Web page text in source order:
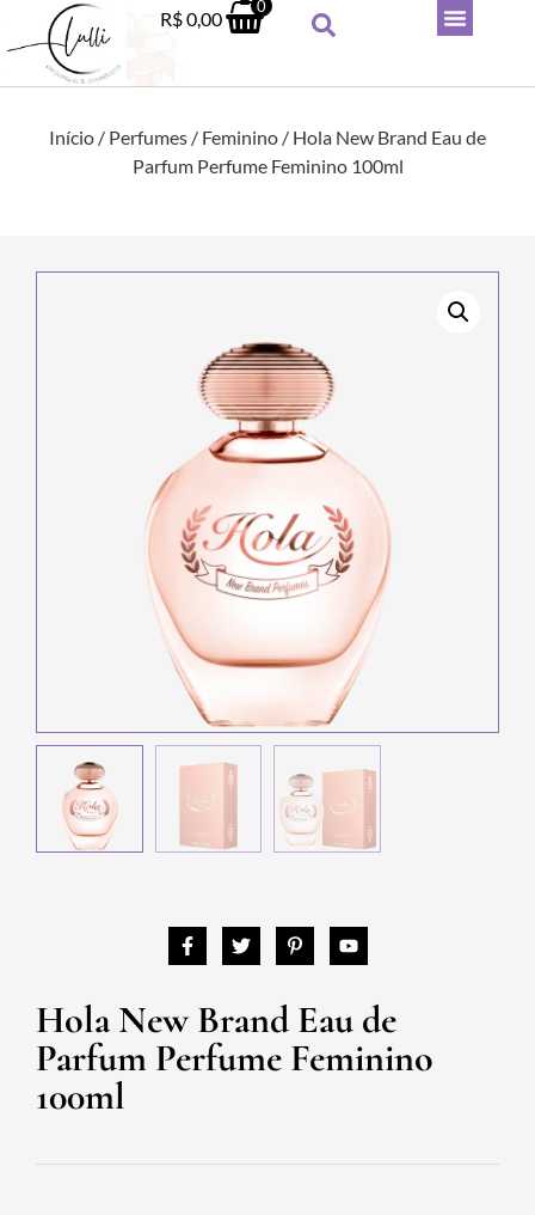
R$0,00
0
Início / Perfumes / Feminino / Hola New Brand Eau de
Parfum Perfume Feminino 100ml
Hola New Brand Eau de
Parfum Perfume Feminino
100ml
Splash Victoria's Secret -
ADICIONAR